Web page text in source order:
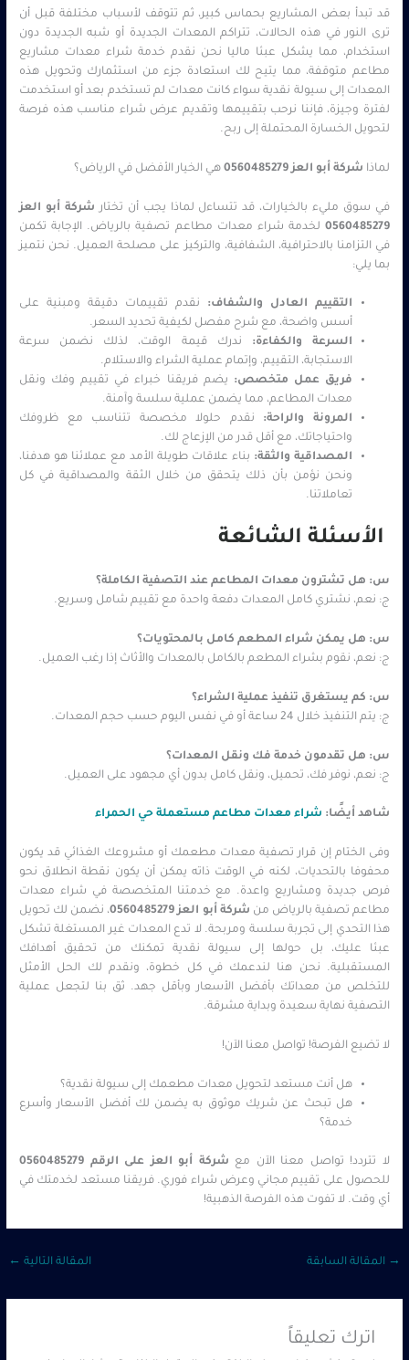
قد تبدأ بعض المشاريع بحماس كبير، ثم تتوقف لأسباب مختلفة قبل أن
ترى النور في هذه الحالات، تتراكم المعدات الجديدة أو شبه الجديدة دون
استخدام، مما يشكل عبئا ماليا نحن نقدم خدمة شراء معدات مشاريع
مطاعم متوقفة، مما يتيح لك استعادة جزء من استثمارك وتحويل هذه
المعدات إلى سيولة نقدية سواء كانت معدات لم تستخدم بعد أو استخدمت
لفترة وجيزة، فإننا نرحب بتقييمها وتقديم عرض شراء مناسب هذه فرصة
لتحويل الخسارة المحتملة إلى ربح.
لماذا شركة أبو العز 0560485279 هي الخيار الأفضل في الرياض؟
في سوق مليء بالخيارات، قد تتساءل لماذا يجب أن تختار شركة أبو العز
0560485279 لخدمة شراء معدات مطاعم تصفية بالرياض. الإجابة تكمن
في التزامنا بالاحترافية، الشفافية، والتركيز على مصلحة العميل. نحن نتميز
بما يلي:
التقييم العادل والشفاف: نقدم تقييمات دقيقة ومبنية على
أسس واضحة، مع شرح مفصل لكيفية تحديد السعر.
السرعة والكفاءة: ندرك قيمة الوقت، لذلك نضمن سرعة
الاستجابة، التقييم، وإتمام عملية الشراء والاستلام.
فريق عمل متخصص: يضم فريقنا خبراء في تقييم وفك ونقل
معدات المطاعم، مما يضمن عملية سلسة وآمنة.
المرونة والراحة: نقدم حلولا مخصصة تتناسب مع ظروفك
واحتياجاتك، مع أقل قدر من الإزعاج لك.
المصداقية والثقة: بناء علاقات طويلة الأمد مع عملائنا هو هدفنا،
ونحن نؤمن بأن ذلك يتحقق من خلال الثقة والمصداقية في كل
تعاملاتنا.
الأسئلة الشائعة
س: هل تشترون معدات المطاعم عند التصفية الكاملة؟
ج: نعم، نشتري كامل المعدات دفعة واحدة مع تقييم شامل وسريع.
س: هل يمكن شراء المطعم كامل بالمحتويات؟
ج: نعم، نقوم بشراء المطعم بالكامل بالمعدات والأثاث إذا رغب العميل.
س: كم يستغرق تنفيذ عملية الشراء؟
ج: يتم التنفيذ خلال 24 ساعة أو في نفس اليوم حسب حجم المعدات.
س: هل تقدمون خدمة فك ونقل المعدات؟
ج: نعم، نوفر فك، تحميل، ونقل كامل بدون أي مجهود على العميل.
شاهد أيضًا: شراء معدات مطاعم مستعملة حي الحمراء
وفى الختام إن قرار تصفية معدات مطعمك أو مشروعك الغذائي قد يكون
محفوفا بالتحديات، لكنه في الوقت ذاته يمكن أن يكون نقطة انطلاق نحو
فرص جديدة ومشاريع واعدة. مع خدمتنا المتخصصة في شراء معدات
مطاعم تصفية بالرياض من شركة أبو العز 0560485279
، نضمن لك تحويل
هذا التحدي إلى تجربة سلسة ومربحة. لا تدع المعدات غير المستغلة تشكل
عبئا عليك، بل حولها إلى سيولة نقدية تمكنك من تحقيق أهدافك
المستقبلية. نحن هنا لندعمك في كل خطوة، ونقدم لك الحل الأمثل
للتخلص من معداتك بأفضل الأسعار وبأقل جهد. ثق بنا لتجعل عملية
التصفية نهاية سعيدة وبداية مشرقة.
لا تضيع الفرصة! تواصل معنا الآن!
هل أنت مستعد لتحويل معدات مطعمك إلى سيولة نقدية؟
هل تبحث عن شريك موثوق به يضمن لك أفضل الأسعار وأسرع
خدمة؟
لا تتردد! تواصل معنا الآن مع شركة أبو العز على الرقم 0560485279
للحصول على تقييم مجاني وعرض شراء فوري. فريقنا مستعد لخدمتك في
أي وقت. لا تفوت هذه الفرصة الذهبية!
→ المقالة السابقة المقالة التالية ←
اترك تعليقاً